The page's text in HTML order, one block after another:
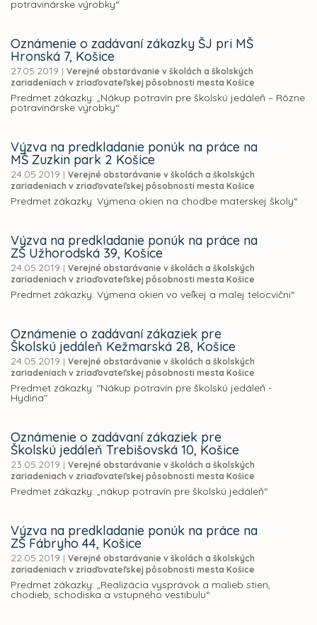
potravinárske výrobky“
Oznámenie o zadávaní zákazky ŠJ pri MŠ
Hronská 7, Košice
27.05.2019 | Verejné obstarávanie v školách a školských
zariadeniach v zriaďovateľskej pôsobnosti mesta Košice
Predmet zákazky: „Nákup potravín pre školskú jedáleň – Rôzne
potravinárske výrobky“
Výzva na predkladanie ponúk na práce na
MŠ Zuzkin park 2 Košice
24.05.2019 | Verejné obstarávanie v školách a školských
zariadeniach v zriaďovateľskej pôsobnosti mesta Košice
Predmet zákazky: Výmena okien na chodbe materskej školy“
Výzva na predkladanie ponúk na práce na
ZŠ Užhorodská 39, Košice
24.05.2019 | Verejné obstarávanie v školách a školských
zariadeniach v zriaďovateľskej pôsobnosti mesta Košice
Predmet zákazky: Výmena okien vo veľkej a malej telocvični“
Oznámenie o zadávaní zákaziek pre
Školskú jedáleň Kežmarská 28, Košice
24.05.2019 | Verejné obstarávanie v školách a školských
zariadeniach v zriaďovateľskej pôsobnosti mesta Košice
Predmet zákazky: "Nákup potravín pre školskú jedáleň -
Hydina"
Oznámenie o zadávaní zákaziek pre
Školskú jedáleň Trebišovská 10, Košice
23.05.2019 | Verejné obstarávanie v školách a školských
zariadeniach v zriaďovateľskej pôsobnosti mesta Košice
Predmet zákazky: „nákup potravín pre školskú jedáleň“
Výzva na predkladanie ponúk na práce na
ZŠ Fábryho 44, Košice
22.05.2019 | Verejné obstarávanie v školách a školských
zariadeniach v zriaďovateľskej pôsobnosti mesta Košice
Predmet zákazky: „Realizácia vysprávok a malieb stien,
chodieb, schodiska a vstupného vestibulu“